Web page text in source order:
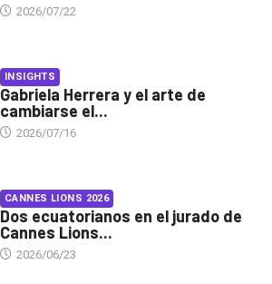
2026/07/22
INSIGHTS
Gabriela Herrera y el arte de
cambiarse el...
2026/07/16
CANNES LIONS 2026
Dos ecuatorianos en el jurado de
Cannes Lions...
2026/06/23